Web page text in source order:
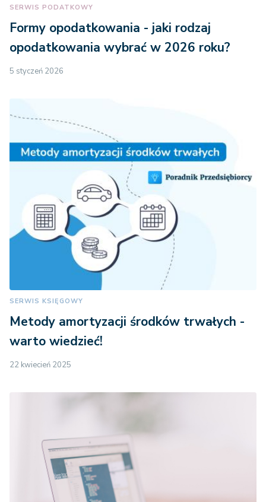
SERWIS PODATKOWY
Formy opodatkowania - jaki rodzaj
opodatkowania wybrać w 2026 roku?
5 styczeń 2026
SERWIS KSIĘGOWY
Metody amortyzacji środków trwałych -
warto wiedzieć!
22 kwiecień 2025